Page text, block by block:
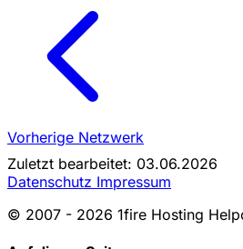
Vorherige Netzwerk
Zuletzt bearbeitet: 03.06.2026
Datenschutz Impressum
© 2007 - 2026 1fire Hosting